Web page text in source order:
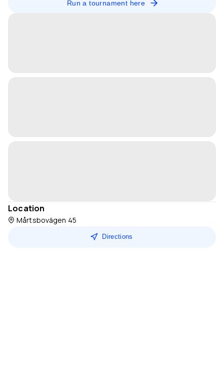
Run a tournament here
Location
Mårtsbovägen 45
Directions